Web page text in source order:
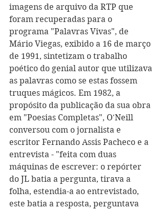
imagens de arquivo da RTP que
foram recuperadas para o
programa "Palavras Vivas", de
Mário Viegas, exibido a 16 de março
de 1991, sintetizam o trabalho
poético do genial autor que utilizava
as palavras como se estas fossem
truques mágicos. Em 1982, a
propósito da publicação da sua obra
em "Poesias Completas", O'Neill
conversou com o jornalista e
escritor Fernando Assis Pacheco e a
entrevista - "feita com duas
máquinas de escrever: o repórter
do JL batia a pergunta, tirava a
folha, estendia-a ao entrevistado,
este batia a resposta, perguntava